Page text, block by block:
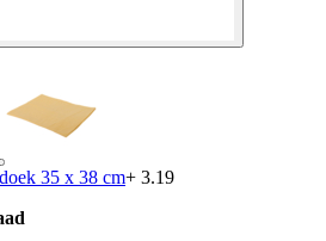
35 x 38 cm+ 3.19